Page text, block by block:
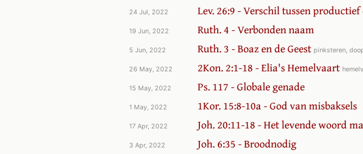
24 Jul, 2022 Lev. 26:9 - Verschil tussen
19 Jun, 2022 Ruth. 4 - Verbonden naam
5 Jun, 2022 Ruth. 3 - Boaz en de Geest pinksteren,
26 May, 2022 2Kon. 2:1-18 - Elia's Hemelvaart
15 May, 2022 Ps. 117 - Globale genade
1 May, 2022 1Kor. 15:8-10a - God van misbaksels
17 Apr, 2022 Joh. 20:11-18 - Het levende woord
3 Apr, 2022 Joh. 6:35 - Broodnodig